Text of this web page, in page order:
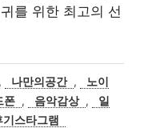
를 위한 최고의 선
, 나만의공간 ,
노이
폰 , 음악감상 ,
일
기스타그램